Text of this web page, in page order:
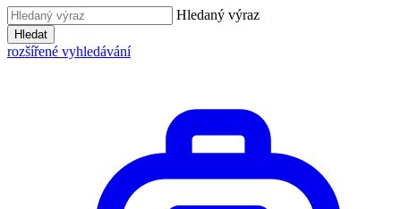
Hledaný výraz
Hledat
rozšířené vyhledávání